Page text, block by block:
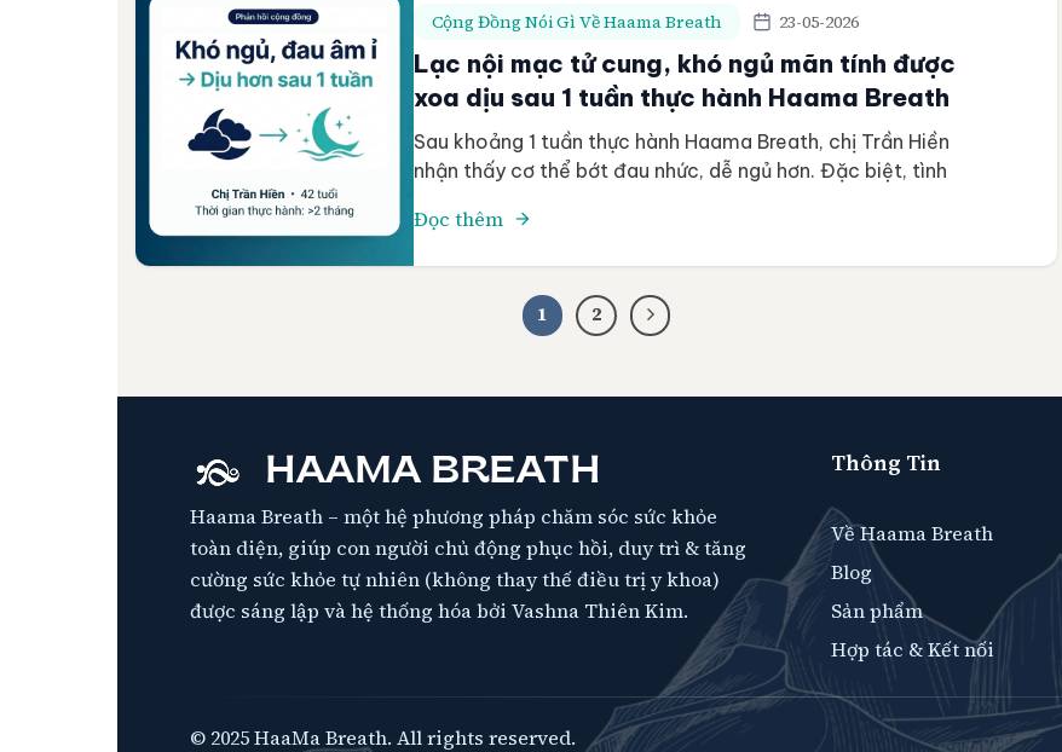
Cộng Đồng Nói Gì Về Haama Breath 23-05-2026
Lạc nội mạc tử cung, khó ngủ mãn tính được
xoa dịu sau 1 tuần thực hành Haama Breath
Sau khoảng 1 tuần thực hành Haama Breath, chị Trần Hiền
nhận thấy cơ thể bớt đau nhức, dễ ngủ hơn. Đặc biệt, tình
giúp chị duy trì năng lượng tốt ngay cả trong những giai đoạn
Đọc thêm
1 2
HAAMA BREATH
Haama Breath – một hệ phương pháp chăm sóc sức khỏe
toàn diện, giúp con người chủ động phục hồi, duy trì & tăng
cường sức khỏe tự nhiên (không thay thế điều trị y khoa)
được sáng lập và hệ thống hóa bởi Vashna Thiên Kim.
Thông Tin
Về Haama Breath
Blog
Sản phẩm
Hợp tác & Kết nối
© 2025 HaaMa Breath. All rights reserved.